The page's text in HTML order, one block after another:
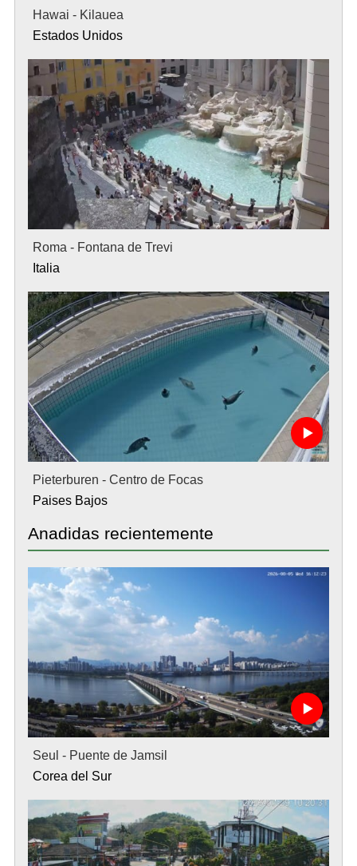
Hawai - Kilauea
Estados Unidos
Roma - Fontana de Trevi
Italia
Pieterburen - Centro de Focas
Paises Bajos
Anadidas recientemente
Seul - Puente de Jamsil
Corea del Sur